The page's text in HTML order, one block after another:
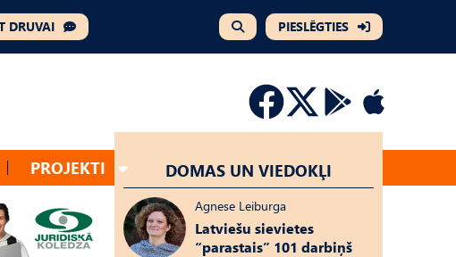
DRUVAI PIESLĒGTIES
PROJEKTI DOMAS UN VIEDOKĻI
Agnese Leiburga
Latviešu sievietes
“parastais” 101 darbiņš